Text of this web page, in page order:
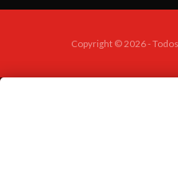
Copyright © 2026 -